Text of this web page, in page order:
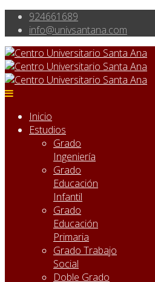
924661689
info@univsantana.com
Inicio
Estudios
Grado
Ingeniería
Grado
Educación
Infantil
Grado
Educación
Primaria
Grado Trabajo
Social
Doble Grado